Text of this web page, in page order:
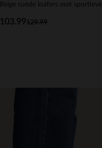
129.99
103.99